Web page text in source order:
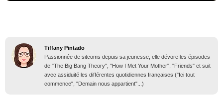
Tiffany Pintado
Passionnée de sitcoms depuis sa jeunesse, elle dévore les épisodes
de "The Big Bang Theory", "How I Met Your Mother", "Friends" et suit
avec assiduité les différentes quotidiennes françaises ("Ici tout
commence", "Demain nous appartient"...)